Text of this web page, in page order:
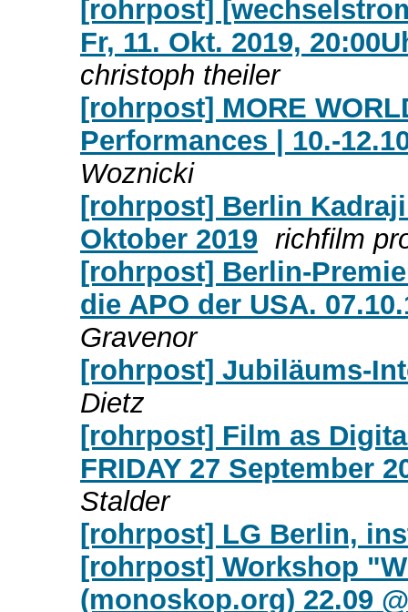
[rohrpost]
Fr, 11. Okt. 2019,
christoph theiler
[rohrpost] MORE
Performances | 10.-
Woznicki
[rohrpost] Berlin
Oktober 2019 richfilm
[rohrpost] Berlin-
die APO der USA.
Gravenor
[rohrpost] Jubiläums-
Dietz
[rohrpost] Film as
FRIDAY 27 September
Stalder
[rohrpost] LG Berlin,
[rohrpost] Workshop
(monoskop.org) 22.09